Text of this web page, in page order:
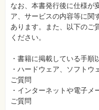
モ
バ
イ
ル・
ス
フ
ォ
ン・
SNS
なお、本書発行後に仕様が
ア、サービスの内容等に関
あります。また、以下のご
ください。
・書籍に掲載している手順
・ハードウェア、ソフト
ご質問
・インターネットや電子
ご質問